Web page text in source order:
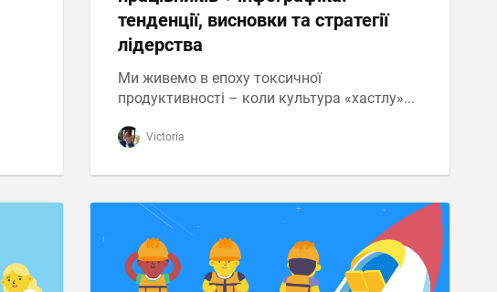
тенденції, висновки та стратегії
лідерства
Ми живемо в епоху токсичної
продуктивності – коли культура «хастлу»...
Victoria